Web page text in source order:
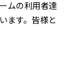
ムの利用者達
ます。皆様と